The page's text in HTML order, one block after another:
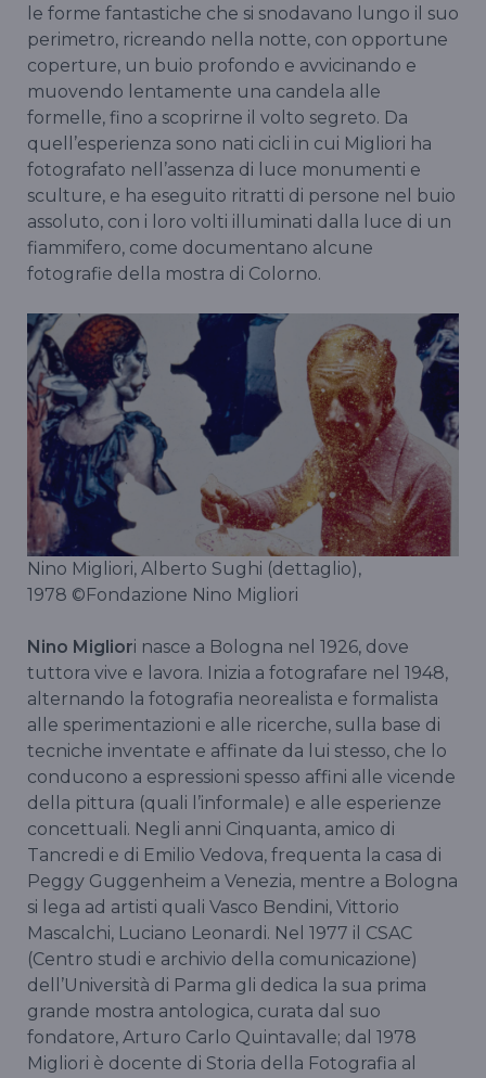
le forme fantastiche che si snodavano lungo il suo
perimetro, ricreando nella notte, con opportune
coperture, un buio profondo e avvicinando e
muovendo lentamente una candela alle
formelle, fino a scoprirne il volto segreto. Da
quell’esperienza sono nati cicli in cui Migliori ha
fotografato nell’assenza di luce monumenti e
sculture, e ha eseguito ritratti di persone nel buio
assoluto, con i loro volti illuminati dalla luce di un
fiammifero, come documentano alcune
fotografie della mostra di Colorno.
Nino Migliori, Alberto Sughi (dettaglio),
1978 ©Fondazione Nino Migliori
Nino Migliori nasce a Bologna nel 1926, dove
tuttora vive e lavora. Inizia a fotografare nel 1948,
alternando la fotografia neorealista e formalista
alle sperimentazioni e alle ricerche, sulla base di
tecniche inventate e affinate da lui stesso, che lo
conducono a espressioni spesso affini alle vicende
della pittura (quali l’informale) e alle esperienze
concettuali. Negli anni Cinquanta, amico di
Tancredi e di Emilio Vedova, frequenta la casa di
Peggy Guggenheim a Venezia, mentre a Bologna
si lega ad artisti quali Vasco Bendini, Vittorio
Mascalchi, Luciano Leonardi. Nel 1977 il CSAC
(Centro studi e archivio della comunicazione)
dell’Università di Parma gli dedica la sua prima
grande mostra antologica, curata dal suo
fondatore, Arturo Carlo Quintavalle; dal 1978
Migliori è docente di Storia della Fotografia al